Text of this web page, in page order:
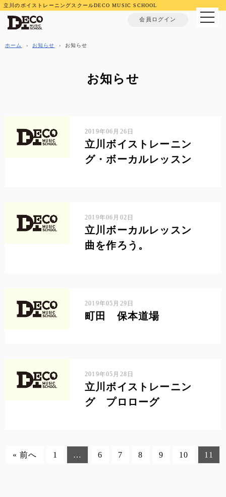
立川のボイストレーニングスクールDECO MUSIC SCHOOL
会員ログイン
MENU
ホーム › お知らせ › お知らせ
お知らせ
2019年06月26日
立川ボイストレーニン
グ・ボーカルレッスン
2019年06月02日
立川ボーカルレッスン
曲を作ろう。
2019年05月29日
町田 保本道場
2019年05月28日
立川ボイストレーニン
グ プロローグ
« 前へ 1 … 6 7 8 9 10 11